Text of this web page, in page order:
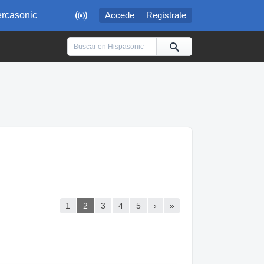
 Accede Regístrate
1 2 3 4 5 › »